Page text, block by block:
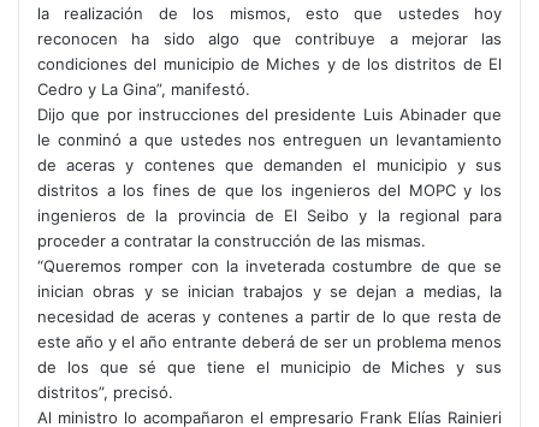
la realización de los mismos, esto que ustedes hoy
reconocen ha sido algo que contribuye a mejorar las
condiciones del municipio de Miches y de los distritos de El
Cedro y La Gina”, manifestó.
Dijo que por instrucciones del presidente Luis Abinader que
le conminó a que ustedes nos entreguen un levantamiento
de aceras y contenes que demanden el municipio y sus
distritos a los fines de que los ingenieros del MOPC y los
ingenieros de la provincia de El Seibo y la regional para
proceder a contratar la construcción de las mismas.
“Queremos romper con la inveterada costumbre de que se
inician obras y se inician trabajos y se dejan a medias, la
necesidad de aceras y contenes a partir de lo que resta de
este año y el año entrante deberá de ser un problema menos
de los que sé que tiene el municipio de Miches y sus
distritos”, precisó.
Al ministro lo acompañaron el empresario Frank Elías Rainieri